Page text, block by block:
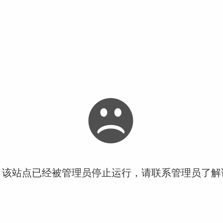
站点已经被管理员停止运行，请联系管理员了